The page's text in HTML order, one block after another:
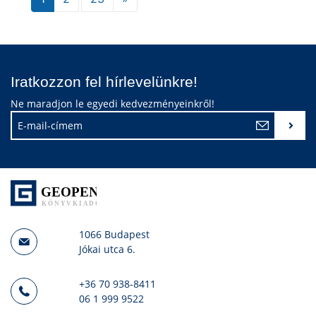
Iratkozzon fel hírlevelünkre!
Ne maradjon le egyedi kedvezményeinkről!
1066 Budapest
Jókai utca 6.
+36 70 938-8411
06 1 999 9522